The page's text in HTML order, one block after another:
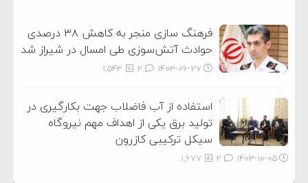
فرهنگ سازی منجر به کاهش ۳۸ درصدی
حوادث آتش‌سوزی طی امسال در شیراز شد
۱۴۰۳-۰۶-۲۷ 1,543
استفاده از آب فاضلاب جهت بکارگیری در
تولید برق یکی از اهداف مهم نیروگاه
سیکل ترکیبی کازرون
۱۴۰۳-۱۰-۰۵ 1,677